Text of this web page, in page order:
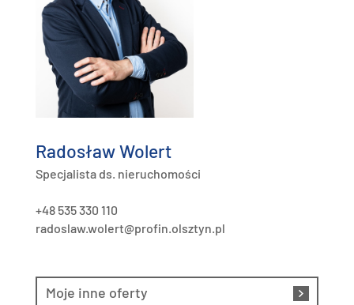
Radosław Wolert
Specjalista ds. nieruchomości
+48 535 330 110
radoslaw.wolert@profin.olsztyn.pl
Moje inne oferty